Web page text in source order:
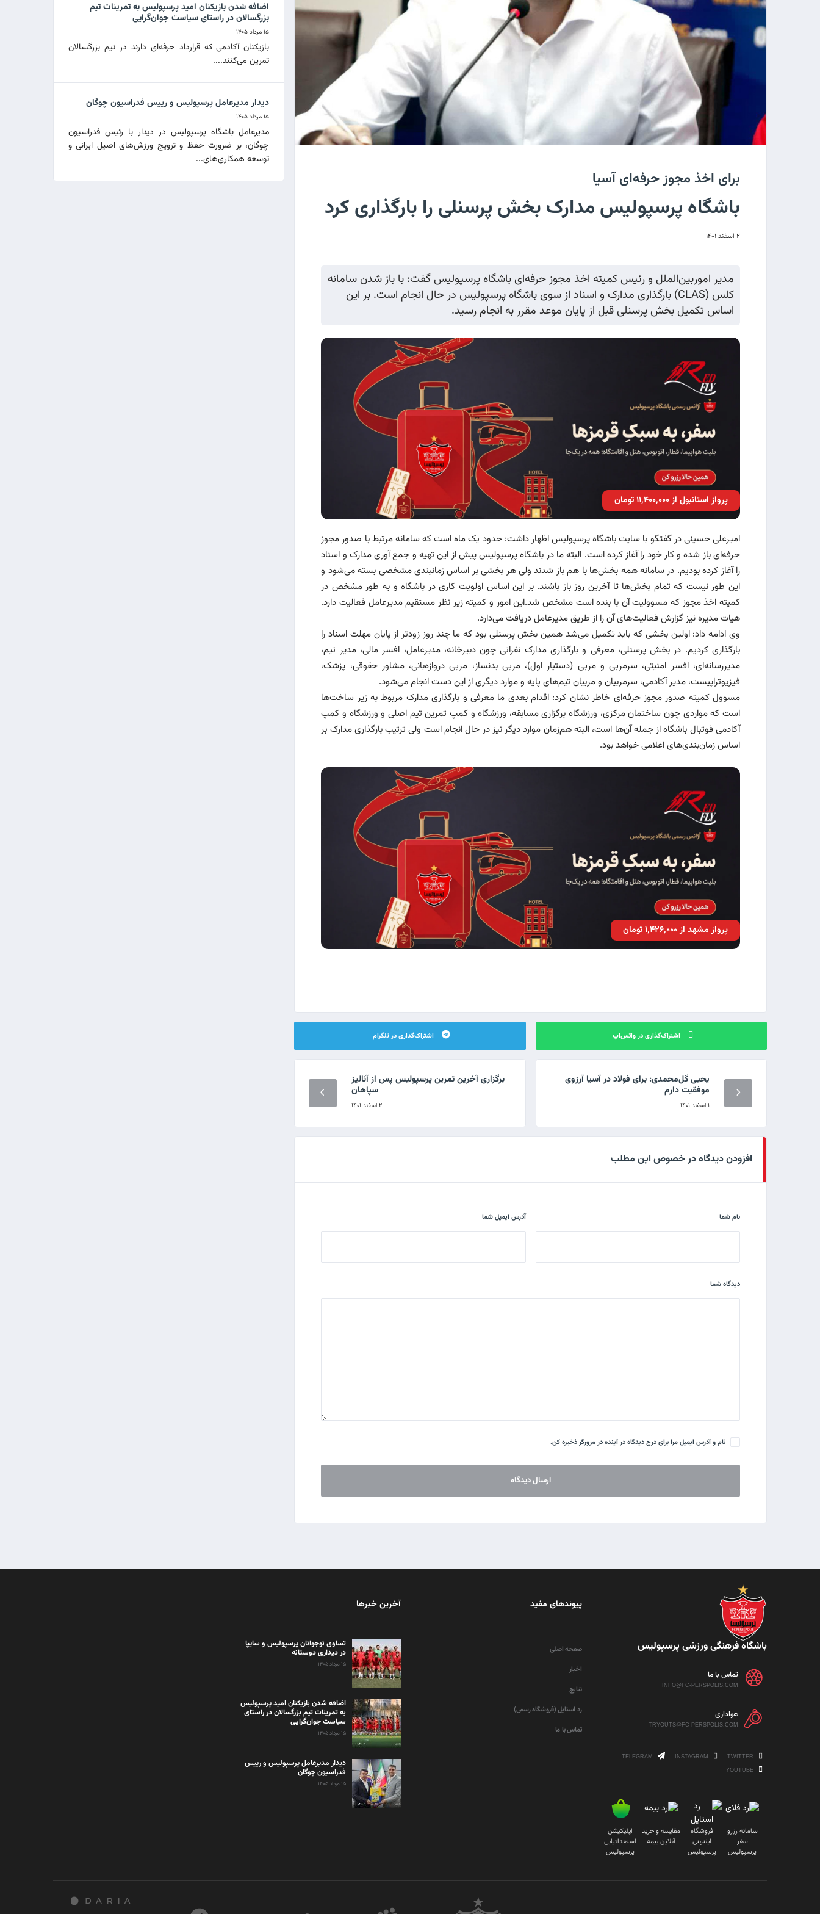
برای اخذ مجوز حرفه‌ای آسیا
باشگاه پرسپولیس مدارک بخش پرسنلی را بارگذاری کرد
۲ اسفند ۱۴۰۱
مدیر اموربین‌الملل و رئیس کمیته اخذ مجوز حرفه‌ای باشگاه پرسپولیس گفت: با باز شدن سامانه
کلس (CLAS) بارگذاری مدارک و اسناد از سوی باشگاه پرسپولیس در حال انجام است. بر این
اساس تکمیل بخش پرسنلی قبل از پایان موعد مقرر به انجام رسید.
پرواز استانبول از ۱۱٬۴۰۰٬۰۰۰ تومان
امیرعلی حسینی در گفتگو با سایت باشگاه پرسپولیس اظهار داشت: حدود یک ماه است که سامانه مرتبط با صدور مجوز
حرفه‌ای باز شده و کار خود را آغاز کرده است. البته ما در باشگاه پرسپولیس پیش از این تهیه و جمع آوری مدارک و اسناد
را آغاز کرده بودیم. در سامانه همه بخش‌ها با هم باز شدند ولی هر بخشی بر اساس زمانبندی مشخصی بسته می‌شود و
این طور نیست که تمام بخش‌ها تا آخرین روز باز باشند. بر این اساس اولویت‌ کاری در باشگاه و به طور مشخص در
کمیته اخذ مجوز که مسوولیت آن با بنده است مشخص شد.این امور و کمیته زیر نظر مستقیم مدیرعامل فعالیت دارد.
هیات مدیره نیز گزارش فعالیت‌های آن را از طریق مدیرعامل دریافت می‌دارد.
وی ادامه داد: اولین بخشی که باید تکمیل می‌شد همین بخش پرسنلی بود که ما چند روز زودتر از پایان مهلت اسناد را
بارگذاری کردیم. در بخش پرسنلی، معرفی و بارگذاری مدارک نفراتی چون دبیرخانه، مدیرعامل، افسر مالی، مدیر تیم،
مدیررسانه‌ای، افسر امنیتی، سرمربی و مربی (دستیار اول)، مربی بدنساز، مربی دروازه‌بانی، مشاور حقوقی، پزشک،
فیزیوتراپیست، مدیر آکادمی، سرمربیان و مربیان تیم‌های پایه و موارد دیگری از این دست انجام می‌شود.
مسوول کمیته صدور مجوز حرفه‌ای خاطر نشان کرد: اقدام بعدی ما معرفی و بارگذاری مدارک مربوط به زیر ساخت‌ها
است که مواردی چون ساختمان مرکزی، ورزشگاه برگزاری مسابقه، ورزشگاه و کمپ تمرین تیم اصلی و ورزشگاه و کمپ
آکادمی فوتبال باشگاه از جمله آن‌ها است، البته هم‌زمان موارد دیگر نیز در حال انجام است ولی ترتیب بارگذاری مدارک بر
اساس زمان‌بندی‌های اعلامی خواهد بود.
پرواز مشهد از ۱٬۴۲۶٬۰۰۰ تومان
اشتراک‌گذاری در واتس‌اپ اشتراک‌گذاری در تلگرام
یحیی گل‌محمدی: برای فولاد در آسیا آرزوی
موفقیت دارم
۱ اسفند ۱۴۰۱
برگزاری آخرین تمرین پرسپولیس پس از آنالیز
سپاهان
۲ اسفند ۱۴۰۱
افزودن دیدگاه در خصوص این مطلب
نام شما آدرس ایمیل شما
دیدگاه شما
نام و آدرس ایمیل مرا برای درج دیدگاه در آینده در مرورگر ذخیره کن.
اضافه شدن بازیکنان امید پرسپولیس به تمرینات تیم
بزرگسالان در راستای سیاست جوان‌گرایی
۱۵ مرداد ۱۴۰۵
بازیکنان آکادمی که قرارداد حرفه‌ای دارند در تیم بزرگسالان
تمرین می‌کنند....
دیدار مدیرعامل پرسپولیس و رییس فدراسیون چوگان
۱۵ مرداد ۱۴۰۵
مدیرعامل باشگاه پرسپولیس در دیدار با رئیس فدراسیون
چوگان، بر ضرورت حفظ و ترویج ورزش‌های اصیل ایرانی و
توسعه همکاری‌های...
باشگاه فرهنگی ورزشی پرسپولیس
تماس با ما
INFO@FC-PERSPOLIS.COM
هواداری
TRYOUTS@FC-PERSPOLIS.COM
سامانه رزرو
سفر
پرسپولیس
فروشگاه
اینترنتی
پرسپولیس
مقایسه و خرید
آنلاین بیمه
اپلیکیشن
استعدادیابی
پرسپولیس
پیوندهای مفید
صفحه اصلی
اخبار
نتایج
رد استایل (فروشگاه رسمی)
تماس با ما
آخرین خبرها
تساوی نوجوانان پرسپولیس و سایپا
در دیداری دوستانه
۱۵ مرداد ۱۴۰۵
اضافه شدن بازیکنان امید پرسپولیس
به تمرینات تیم بزرگسالان در راستای
سیاست جوان‌گرایی
۱۵ مرداد ۱۴۰۵
دیدار مدیرعامل پرسپولیس و رییس
فدراسیون چوگان
۱۵ مرداد ۱۴۰۵